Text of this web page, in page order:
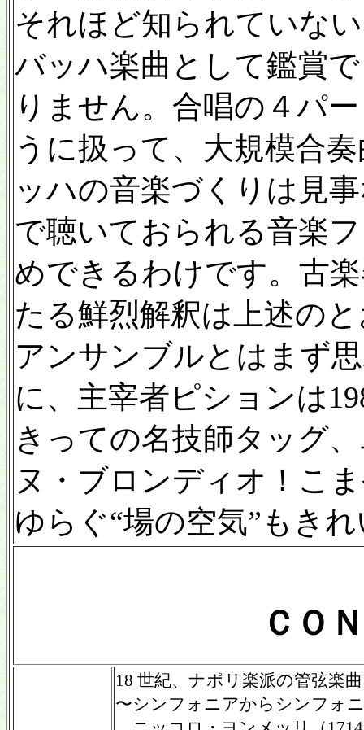
それほど知られていな
バッハ楽曲として鑑賞
りません。合唱の４パ
うに扱って、大規模合
ッハの音楽づくりは見
で聴いておられる音楽
めできるわけです。古
たる鮮烈解釈は上述の
アンサンブルとはまず
に、主宰者ピションは
きっての名技師タッグ
ヌ・ブロンディオ！こ
ゆらぐ“場の空気”もき
ＣＯ
18 世紀、ナポリ楽派の管弦楽曲
〜シンフォニアからシンフォ